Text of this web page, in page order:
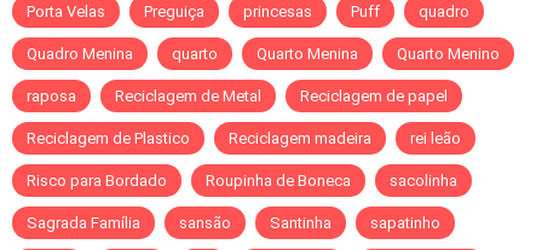
Porta Velas Preguiça princesas Puff quadro
Quadro Menina quarto Quarto Menina Quarto Menino
raposa Reciclagem de Metal Reciclagem de papel
Reciclagem de Plastico Reciclagem madeira rei leão
Risco para Bordado Roupinha de Boneca sacolinha
Sagrada Família sansão Santinha sapatinho